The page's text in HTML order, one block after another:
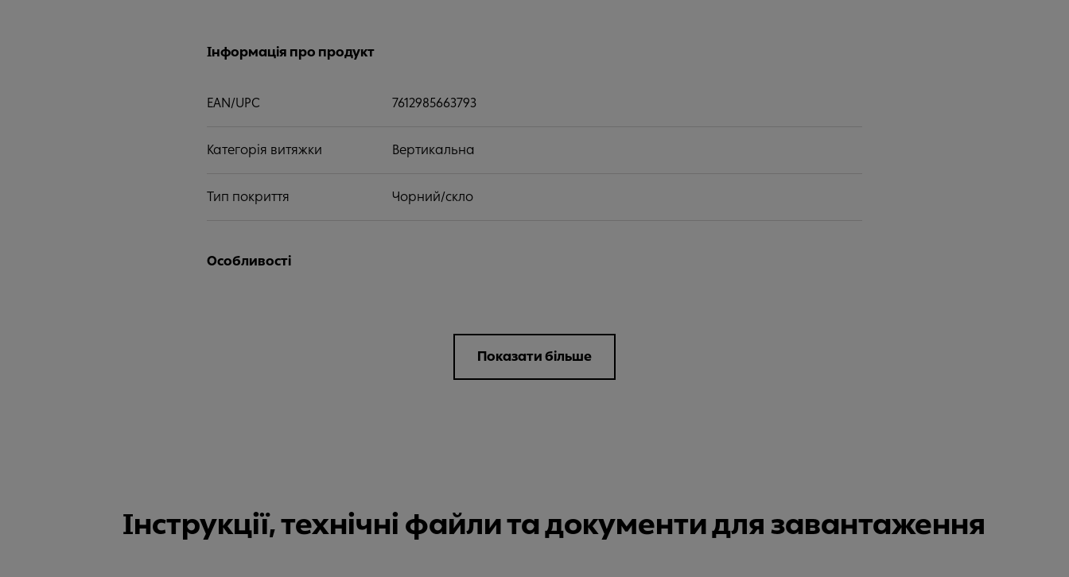
Інформація про продукт
EAN/UPC 7612985663793
Категорія витяжки Вертикальна
Тип покриття Чорний/скло
Особливості
Показати більше
Інструкції, технічні файли та документи для завантаження